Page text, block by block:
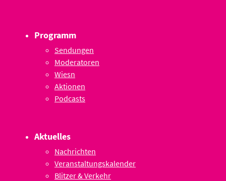
Programm
Sendungen
Moderatoren
Wiesn
Aktionen
Podcasts
Aktuelles
Nachrichten
Veranstaltungskalender
Blitzer & Verkehr